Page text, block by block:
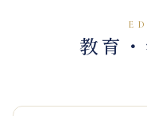
教育